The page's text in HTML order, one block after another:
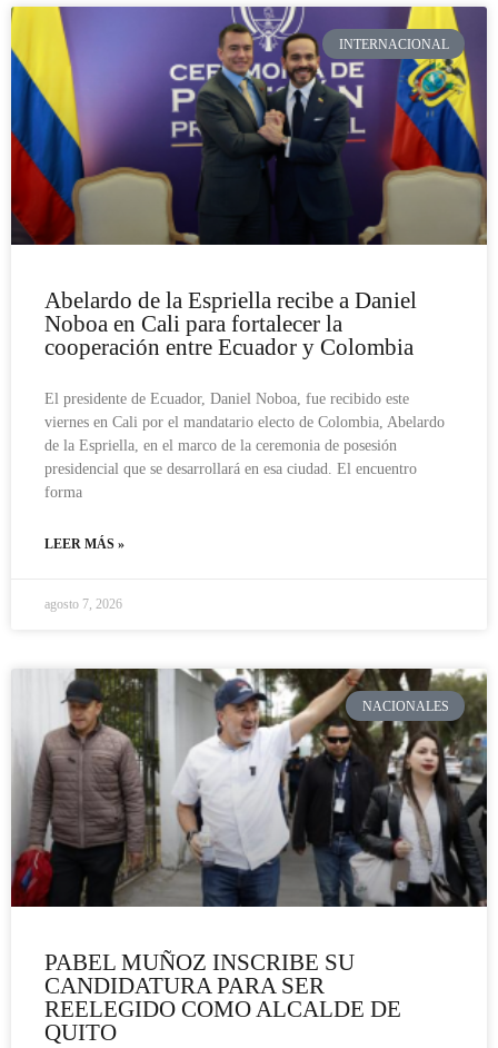
INTERNACIONAL
Abelardo de la Espriella recibe a Daniel
Noboa en Cali para fortalecer la
cooperación entre Ecuador y Colombia
El presidente de Ecuador, Daniel Noboa, fue recibido este
viernes en Cali por el mandatario electo de Colombia, Abelardo
de la Espriella, en el marco de la ceremonia de posesión
presidencial que se desarrollará en esa ciudad. El encuentro
forma
LEER MÁS »
agosto 7, 2026
NACIONALES
PABEL MUÑOZ INSCRIBE SU
CANDIDATURA PARA SER
REELEGIDO COMO ALCALDE DE
QUITO